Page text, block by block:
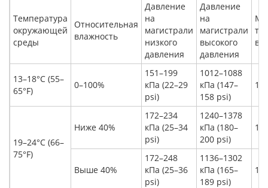
Температура
окружающей
среды
Относительная
влажность
Давление
на
магистрали
низкого
давления
Давление
на
магистрали
высокого
давления
13–18°C (55–
65°F)
0–100%
151–199
кПа (22–29
psi)
1012–1088
кПа (147–
158 psi)
19–24°C (66–
75°F)
Ниже 40%
172–234
кПа (25–34
psi)
1240–1378
кПа (180–
200 psi)
Выше 40%
172–248
кПа (25–36
psi)
1136–1302
кПа (165–
189 psi)